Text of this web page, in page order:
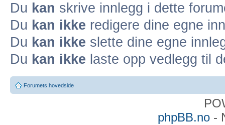
Du kan skrive innlegg i dette
Du kan ikke redigere dine egne
Du kan ikke slette dine egne
Du kan ikke laste opp vedlegg til
Forumets hovedside
phpBB.no-